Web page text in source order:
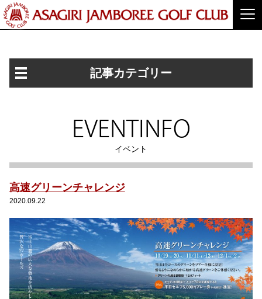
記事カテゴリー
EVENTINFO
イベント
高速グリーンチャレンジ
2020.09.22